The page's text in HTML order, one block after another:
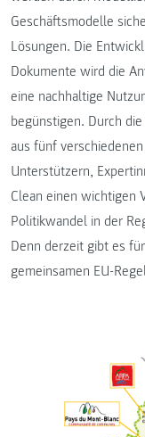
Geschäftsmodelle
Lösungen. Die
Dokumente wird die
eine nachhaltige
begünstigen. Durch
aus fünf
Unterstützern,
Clean einen wichtigen
Politikwandel in der
Denn derzeit gibt es
gemeinsamen EU-